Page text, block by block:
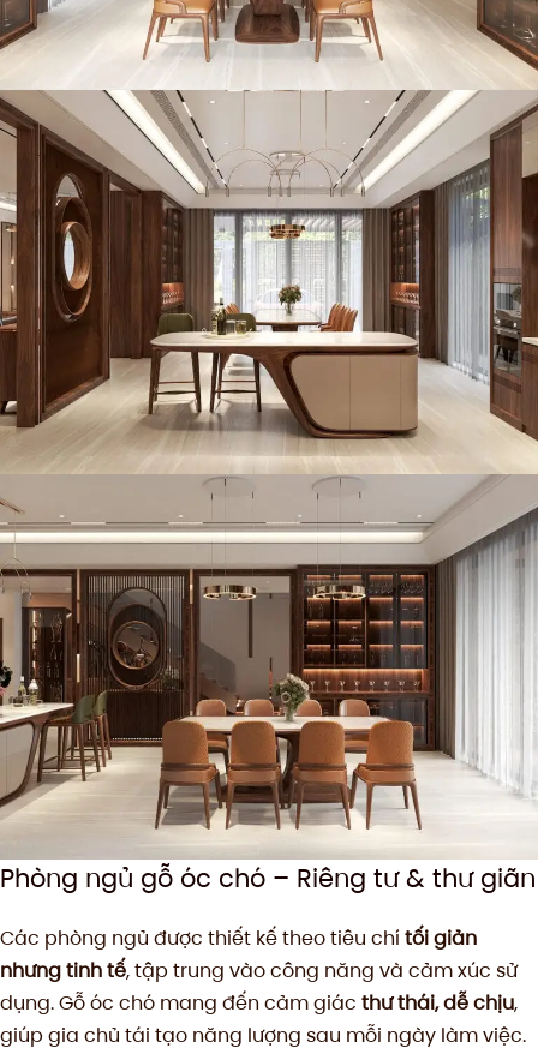
Phòng ngủ gỗ óc chó – Riêng tư & thư giãn
Các phòng ngủ được thiết kế theo tiêu chí tối giản
nhưng tinh tế, tập trung vào công năng và cảm xúc sử
dụng. Gỗ óc chó mang đến cảm giác thư thái, dễ chịu,
giúp gia chủ tái tạo năng lượng sau mỗi ngày làm việc.